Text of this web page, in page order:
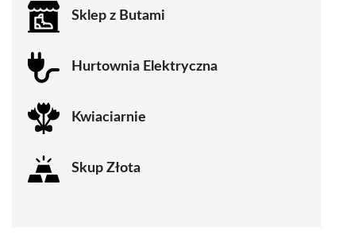
Sklep z Butami
Hurtownia Elektryczna
Kwiaciarnie
Skup Złota